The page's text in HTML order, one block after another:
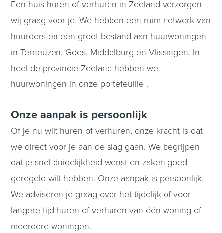
Een huis huren of verhuren in Zeeland verzorgen
wij graag voor je. We hebben een ruim netwerk van
huurders en een groot bestand aan huurwoningen
in Terneuzen, Goes, Middelburg en Vlissingen. In
heel de provincie Zeeland hebben we
huurwoningen in onze portefeuille .
Onze aanpak is persoonlijk
Of je nu wilt huren of verhuren, onze kracht is dat
we direct voor je aan de slag gaan. We begrijpen
dat je snel duidelijkheid wenst en zaken goed
geregeld wilt hebben. Onze aanpak is persoonlijk.
We adviseren je graag over het tijdelijk of voor
langere tijd huren of verhuren van één woning of
meerdere woningen.